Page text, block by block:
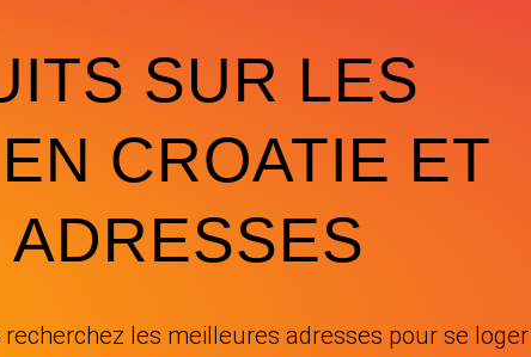
SUR LES
CROATIE ET
les meilleures adresses pour se loger